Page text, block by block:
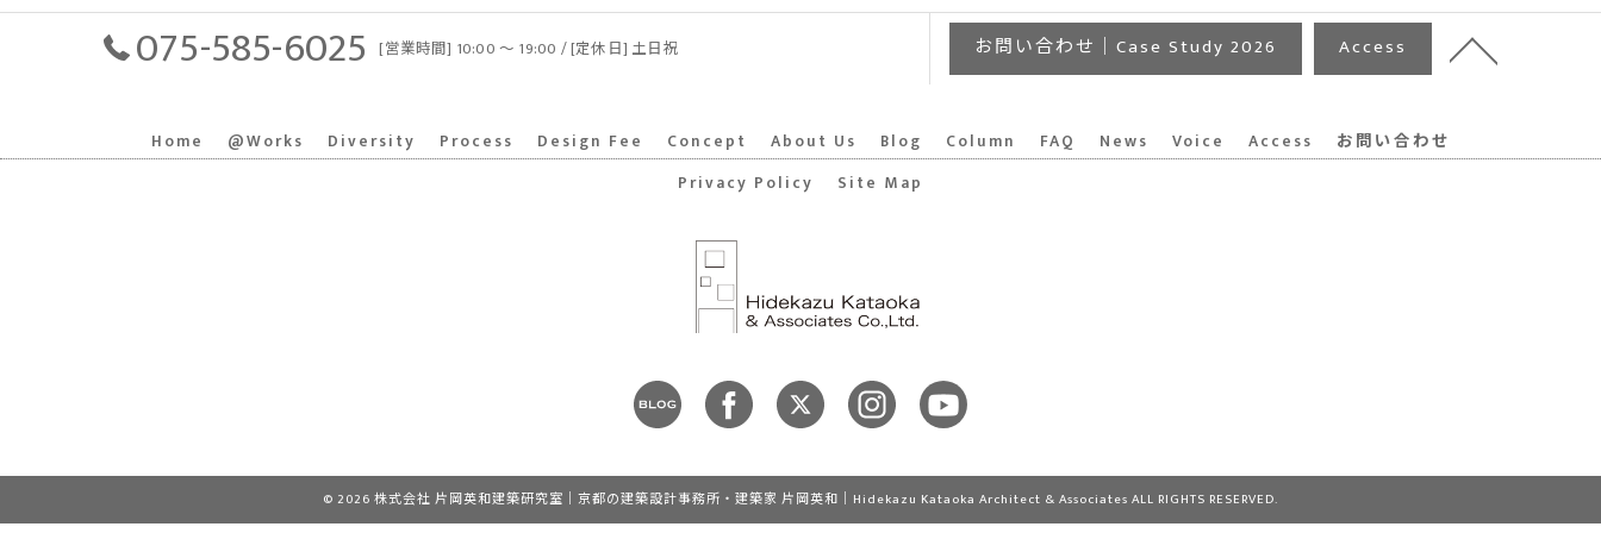
075-585-6025 [営業時間] 10:00 〜 19:00 / [定休日] 土日祝 お問い合わせ｜Case Study 2026 Access
Home @Works Diversity Process Design Fee Concept About Us Blog Column FAQ News Voice Access
お問い合わせ
Privacy Policy
Site Map
© 2026 株式会社 片岡英和建築研究室｜京都の建築設計事務所・建築家 片岡英和｜Hidekazu Kataoka Architect & Associates ALL RIGHTS RESERVED.